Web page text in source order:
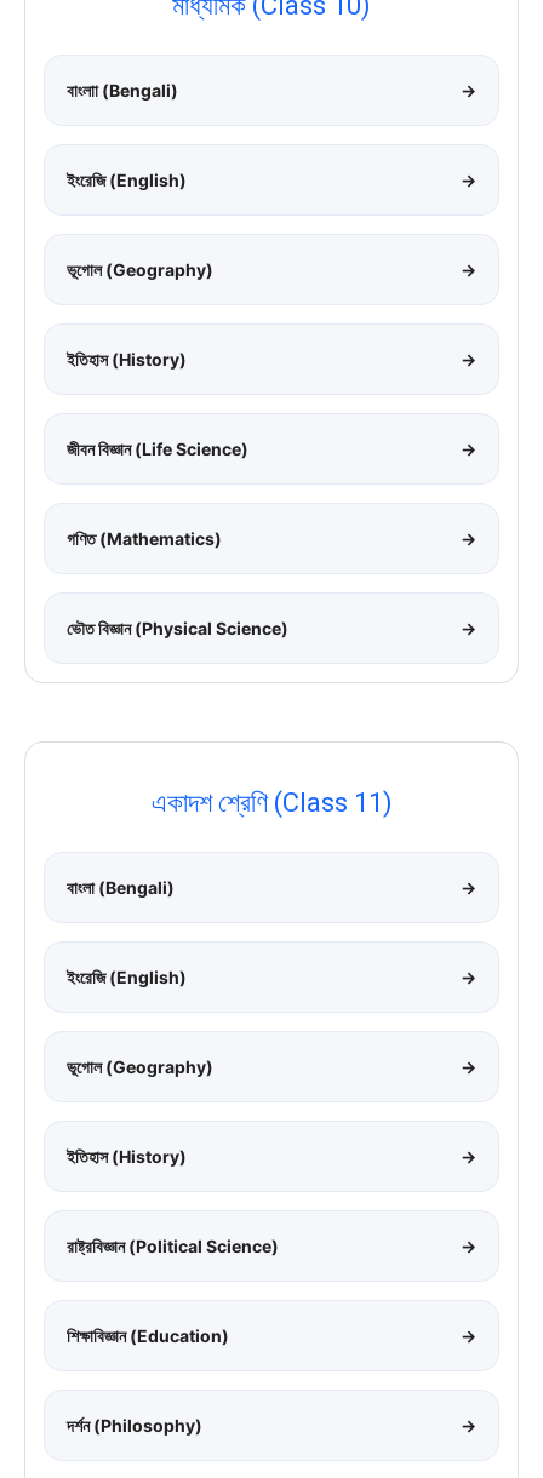
বাংলাা (Bengali) →
ইংরেজি (English) →
ভূগোল (Geography) →
ইতিহাস (History) →
জীবন বিজ্ঞান (Life Science) →
গণিত (Mathematics) →
ভৌত বিজ্ঞান (Physical Science) →
একাদশ শ্রেণি (Class 11)
বাংলা (Bengali) →
ইংরেজি (English) →
ভূগোল (Geography) →
ইতিহাস (History) →
রাষ্ট্রবিজ্ঞান (Political Science) →
শিক্ষাবিজ্ঞান (Education) →
দর্শন (Philosophy) →